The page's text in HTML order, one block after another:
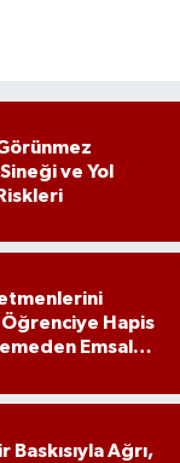
ve Yol
Hapis
Emsal
Baskısıyla Ağrı,